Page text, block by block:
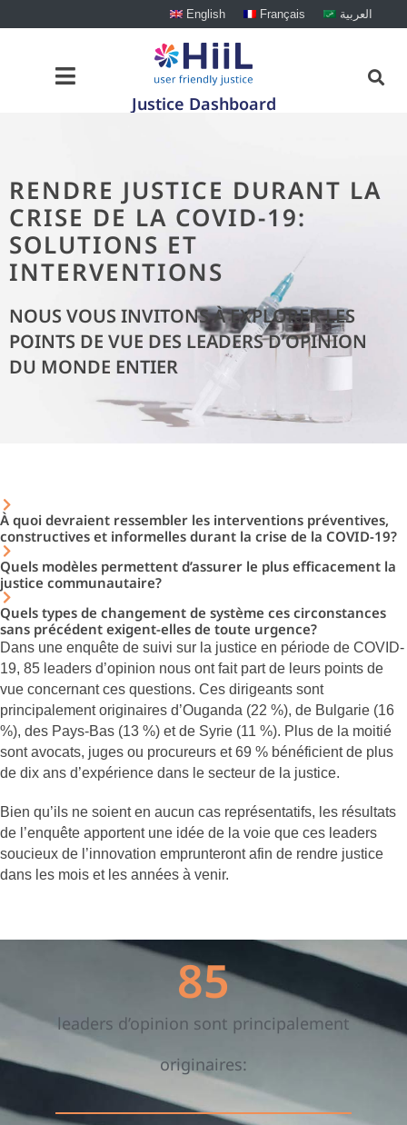
English Français العربية
Justice Dashboard
RENDRE JUSTICE DURANT LA
CRISE DE LA COVID-19:
SOLUTIONS ET
INTERVENTIONS
NOUS VOUS INVITONS À EXPLORER LES
POINTS DE VUE DES LEADERS D’OPINION
DU MONDE ENTIER
À quoi devraient ressembler les interventions préventives,
constructives et informelles durant la crise de la COVID-19?
Quels modèles permettent d’assurer le plus efficacement la
justice communautaire?
Quels types de changement de système ces circonstances
sans précédent exigent-elles de toute urgence?
Dans une enquête de suivi sur la justice en période de COVID-
19, 85 leaders d’opinion nous ont fait part de leurs points de
vue concernant ces questions. Ces dirigeants sont
principalement originaires d’Ouganda (22 %), de Bulgarie (16
%), des Pays-Bas (13 %) et de Syrie (11 %). Plus de la moitié
sont avocats, juges ou procureurs et 69 % bénéficient de plus
de dix ans d’expérience dans le secteur de la justice.
Bien qu’ils ne soient en aucun cas représentatifs, les résultats
de l’enquête apportent une idée de la voie que ces leaders
soucieux de l’innovation emprunteront afin de rendre justice
dans les mois et les années à venir.
leaders d’opinion sont principalement
originaires:
85